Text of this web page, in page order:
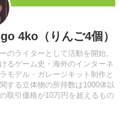
4ko（りんご4個）
のライターとして活動を開始。
るゲーム史・海外のインターネ
モデル・ガレージキット制作と
する立体物の所持数は1000体以
取引価格が10万円を超えるもの